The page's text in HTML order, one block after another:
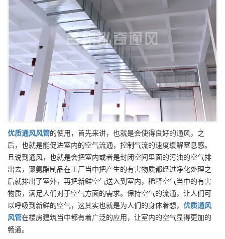
优质通风风管的使用，首先来讲，也就是会使得良好的通风，之
后，也就是能促进室内的空气流通，控制气流的速度缓解窒息感。
且说到通风，也就是会把室内或者是封闭空间里面的污浊的空气排
出去，聚氨酯制品在工厂当中把产生的有害物质都经过净化处理之
后就排出了室外，再把新鲜空气送入到室内，稀释空气当中的有害
物质，满足人们对于空气方面的需求。保持空气的流通，让人们可
以呼吸到新鲜的空气，这其实也就是为人们的身体着想， 优质通风
风管在楼房建筑当中都有着广泛的应用，让室内的空气显得更加的
畅通。